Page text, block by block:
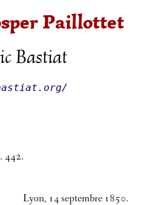
Paillottet
Bastiat
442.
Lyon, 14 septembre 1850.